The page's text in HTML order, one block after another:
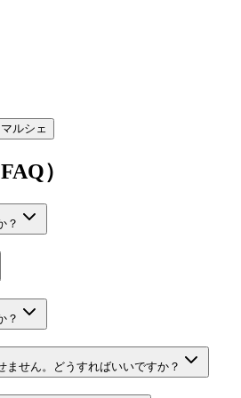
ルシェ
）
？
？
ません。どうすればいいですか？